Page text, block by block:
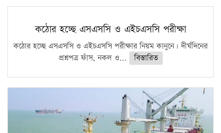
কঠোর হচ্ছে এসএসসি ও এইচএসসি পরীক্ষা
কঠোর হচ্ছে এসএসসি ও এইচএসসি পরীক্ষার নিয়ম কানুনে। দীর্ঘদিনের
প্রশ্নপত্র ফাঁস, নকল ও...
বিস্তারিত